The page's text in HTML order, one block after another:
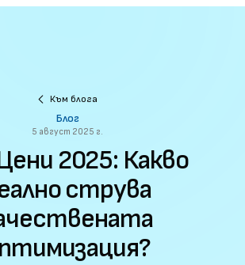
Към блога
Блог
5 август 2025 г.
2025: Какво
струва